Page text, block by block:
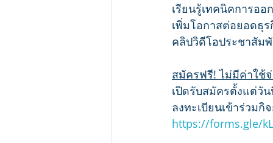
เรียนรู้เทคนิคการอ
เพิ่มโอกาสต่อยอดธุ
คลิปวิดีโอประชาสัม
สมัครฟรี! ไม่มีค่าใช้
เปิดรับสมัครตั้งแต่วั
ลงทะเบียนเข้าร่วมกิ
https://forms.gle/